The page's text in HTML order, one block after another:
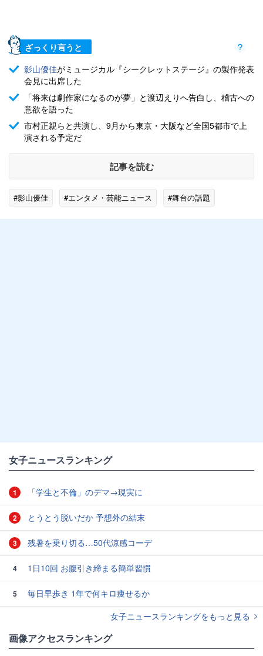
ざっくり言うと
影山優佳がミュージカル『シークレットステージ』の製作発表
会見に出席した
「将来は劇作家になるのが夢」と渡辺えりへ告白し、稽古への
意欲を語った
市村正親らと共演し、9月から東京・大阪など全国5都市で上
演される予定だ
記事を読む
#影山優佳 #エンタメ・芸能ニュース #舞台の話題
女子ニュースランキング
1 「学生と不倫」のデマ→現実に
2 とうとう脱いだか 予想外の結末
3 残暑を乗り切る…50代涼感コーデ
4 1日10回 お腹引き締まる簡単習慣
5
毎日早歩き 1年で何キロ痩せるか
女子ニュースランキングをもっと見る
画像アクセスランキング